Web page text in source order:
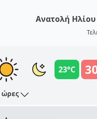
Ανατολή Ηλίου
23°C